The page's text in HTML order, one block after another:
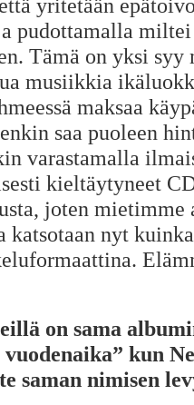
yritetään
pudottamalla
Tämä on yksi
musiikkia
maksaa
saa puoleen
varastamalla
kieltäytyneet
joten mietimme
katsotaan nyt
on sama
kun
saman nimisen